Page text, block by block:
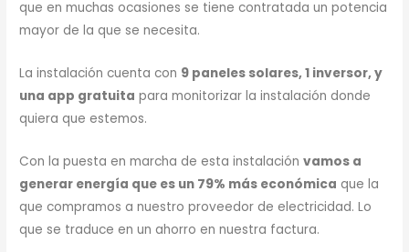
que en muchas ocasiones se tiene contratada un potencia
mayor de la que se necesita.
La instalación cuenta con 9 paneles solares, 1 inversor, y
una app gratuita para monitorizar la instalación donde
quiera que estemos.
Con la puesta en marcha de esta instalaciónvamos a
generar energía que es un 79% más económica que la
que compramos a nuestro proveedor de electricidad. Lo
que se traduce en un ahorro en nuestra factura.